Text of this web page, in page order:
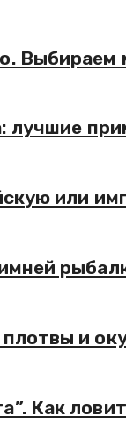
Выбираем
лучшие
или
и
Как